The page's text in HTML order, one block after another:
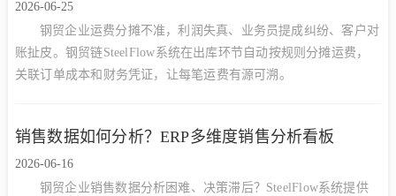
2026-06-25
钢贸企业运费分摊不准，利润失真、业务员提成纠纷、客户对
账扯皮。钢贸链SteelFlow系统在出库环节自动按规则分摊运费，
关联订单成本和财务凭证，让每笔运费有源可溯。
销售数据如何分析？ERP多维度销售分析看板
2026-06-16
钢贸企业销售数据分析困难、决策滞后？SteelFlow系统提供